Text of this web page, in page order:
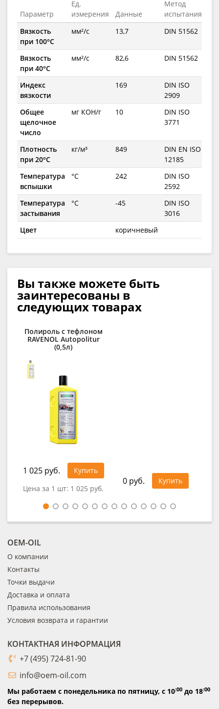
Параметр
Ед.
измерения
Данные
Метод
испытания
Вязкость
при 100°C
мм²/с 13,7 DIN 51562
Вязкость
при 40°C
мм²/с 82,6 DIN 51562
Индекс
вязкости
169
DIN ISO
2909
Общее
щелочное
число
мг КОН/г 10
DIN ISO
3771
Плотность
при 20°C
кг/м³ 849
DIN EN ISO
12185
Температура
вспышки
°C 242
DIN ISO
2592
Температура
застывания
°C -45
DIN ISO
3016
Цвет
коричневый
Вы также можете быть
заинтересованы в
следующих товарах
Полироль с тефлоном
RAVENOL Autopolitur
(0,5л)
1 025 руб.
Купить
Цена за 1 шт: 1 025 руб.
0 руб. Купить
OEM-OIL
О компании
Контакты
Точки выдачи
Доставка и оплата
Правила использования
Условия возврата и гарантии
КОНТАКТНАЯ ИНФОРМАЦИЯ
+7 (495) 724-81-90
info@oem-oil.com
Мы работаем с понедельника по пятницу, с 10:00 до 18:00
без перерывов.